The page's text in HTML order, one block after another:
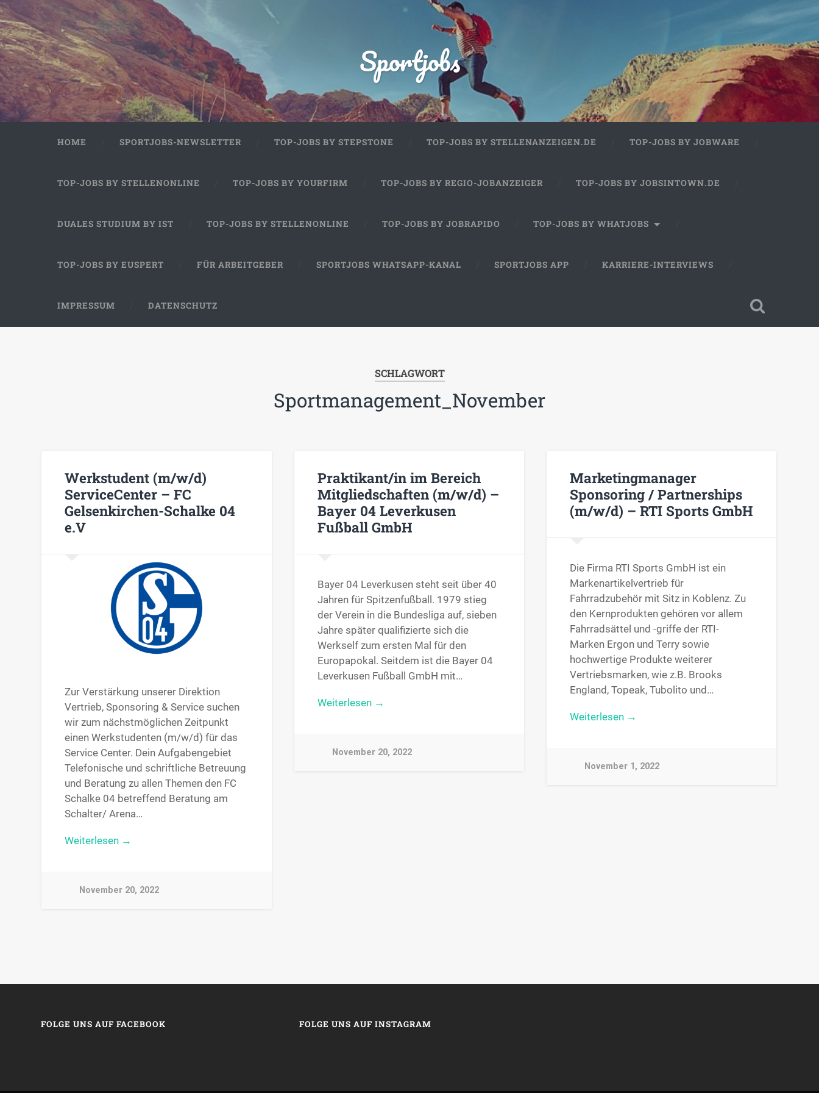
Sportjobs
HOME SPORTJOBS-NEWSLETTER TOP-JOBS BY STEPSTONE TOP-JOBS BY STELLENANZEIGEN.DE TOP-JOBS BY JOBWARE
TOP-JOBS BY STELLENONLINE TOP-JOBS BY YOURFIRM TOP-JOBS BY REGIO-JOBANZEIGER TOP-JOBS BY JOBSINTOWN.DE
DUALES STUDIUM BY IST TOP-JOBS BY STELLENONLINE TOP-JOBS BY JOBRAPIDO TOP-JOBS BY WHATJOBS
TOP-JOBS BY EUSPERT FÜR ARBEITGEBER SPORTJOBS WHATSAPP-KANAL SPORTJOBS APP KARRIERE-INTERVIEWS
IMPRESSUM DATENSCHUTZ
SCHLAGWORT
Sportmanagement_November
Werkstudent (m/w/d)
ServiceCenter – FC
Gelsenkirchen-Schalke 04
e.V
Zur Verstärkung unserer Direktion
Vertrieb, Sponsoring & Service suchen
wir zum nächstmöglichen Zeitpunkt
einen Werkstudenten (m/w/d) für das
Service Center. Dein Aufgabengebiet
Telefonische und schriftliche Betreuung
und Beratung zu allen Themen den FC
Schalke 04 betreffend Beratung am
Schalter/ Arena…
Weiterlesen →
November 20, 2022
Praktikant/in im Bereich
Mitgliedschaften (m/w/d) –
Bayer 04 Leverkusen
Fußball GmbH
Bayer 04 Leverkusen steht seit über 40
Jahren für Spitzenfußball. 1979 stieg
der Verein in die Bundesliga auf, sieben
Jahre später qualifizierte sich die
Werkself zum ersten Mal für den
Europapokal. Seitdem ist die Bayer 04
Leverkusen Fußball GmbH mit…
Weiterlesen →
November 20, 2022
Marketingmanager
Sponsoring / Partnerships
(m/w/d) – RTI Sports GmbH
Die Firma RTI Sports GmbH ist ein
Markenartikelvertrieb für
Fahrradzubehör mit Sitz in Koblenz. Zu
den Kernprodukten gehören vor allem
Fahrradsättel und -griffe der RTI-
Marken Ergon und Terry sowie
hochwertige Produkte weiterer
Vertriebsmarken, wie z.B. Brooks
England, Topeak, Tubolito und…
Weiterlesen →
November 1, 2022
FOLGE UNS AUF FACEBOOK FOLGE UNS AUF INSTAGRAM